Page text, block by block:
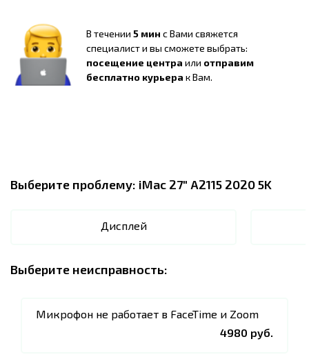
В течении 5 мин с Вами свяжется
специалист и вы сможете выбрать:
посещение центра или отправим
бесплатно курьера к Вам.
Выберите проблему: iMac 27" A2115 2020 5K
Дисплей
Выберите неисправность:
Микрофон не работает в FaceTime и Zoom
4980 руб.